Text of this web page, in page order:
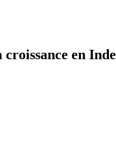
en Inde